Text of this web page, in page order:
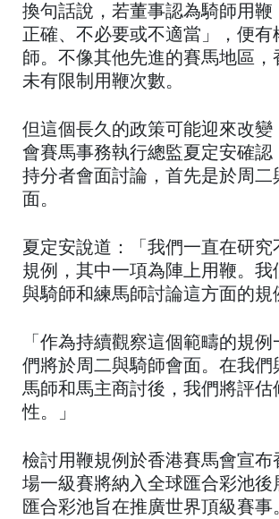
換句話說，若董事認為騎師用鞭
正確、不必要或不適當」，便有
師。不像其他先進的賽馬地區，
未有限制用鞭次數。
但這個長久的政策可能迎來改變
會賽馬事務執行總監夏定安確認
持分者會面討論，首先是於周二
面。
夏定安說道：「我們一直在研究
規例，其中一項為陣上用鞭。我
與騎師和練馬師討論這方面的規
「作為持續觀察這個範疇的規
們將於周二與騎師會面。在我們
馬師和馬主商討後，我們將評估
性。」
檢討用鞭規例於香港賽馬會宣布
場一級賽將納入全球匯合彩池後
匯合彩池旨在推廣世界頂級賽事